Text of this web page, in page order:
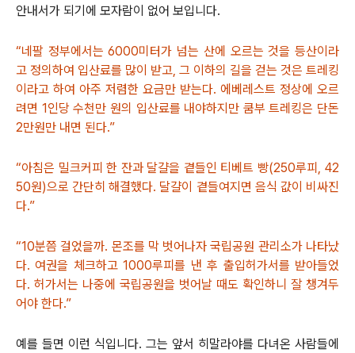
안내서가 되기에 모자람이 없어 보입니다.
“네팔 정부에서는 6000미터가 넘는 산에 오르는 것을 등산이라
고 정의하여 입산료를 많이 받고, 그 이하의 길을 걷는 것은 트레킹
이라고 하여 아주 저렴한 요금만 받는다. 에베레스트 정상에 오르
려면 1인당 수천만 원의 입산료를 내야하지만 쿰부 트레킹은 단돈
2만원만 내면 된다.”
“아침은 밀크커피 한 잔과 달걀을 곁들인 티베트 빵(250루피, 42
50원)으로 간단히 해결했다. 달걀이 곁들여지면 음식 값이 비싸진
다.”
“10분쯤 걸었을까. 몬조를 막 벗어나자 국립공원 관리소가 나타났
다. 여권을 체크하고 1000루피를 낸 후 출입허가서를 받아들었
다. 허가서는 나중에 국립공원을 벗어날 때도 확인하니 잘 챙겨두
어야 한다.”
예를 들면 이런 식입니다. 그는 앞서 히말라야를 다녀온 사람들에